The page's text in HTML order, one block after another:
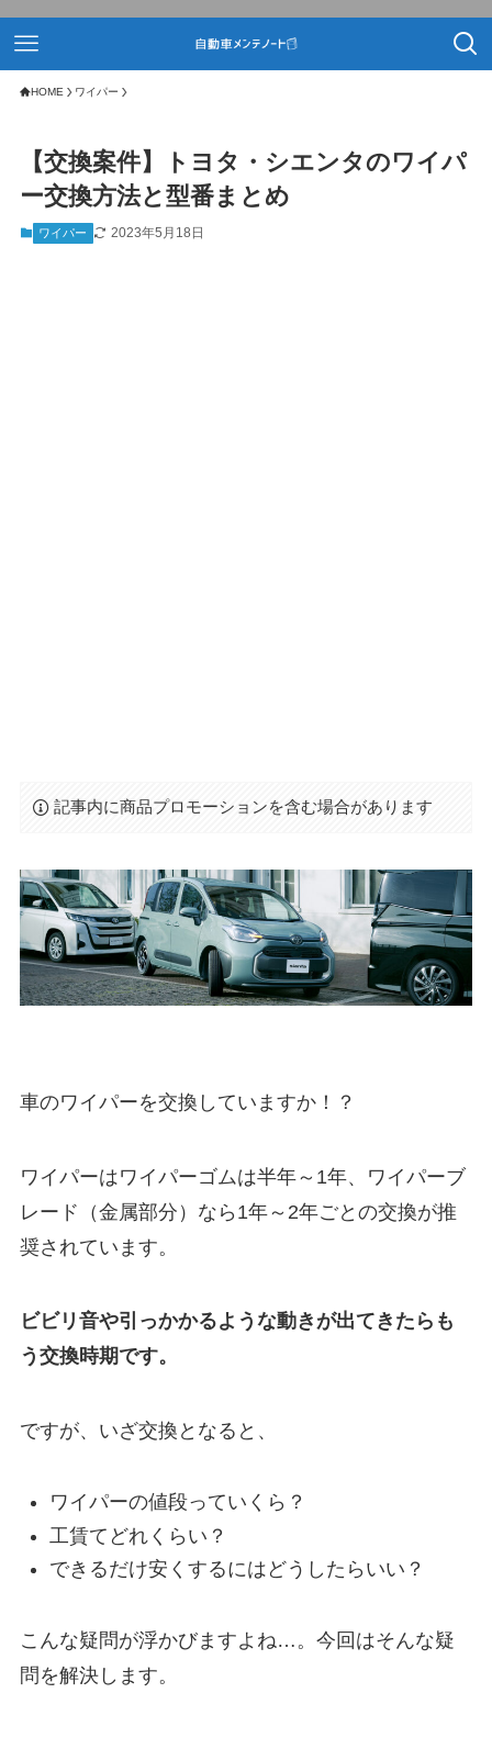
HOME ワイパー
【交換案件】トヨタ・シエンタのワイパ
ー交換方法と型番まとめ
ワイパー 2023年5月18日
記事内に商品プロモーションを含む場合があります
車のワイパーを交換していますか！？
ワイパーはワイパーゴムは半年～1年、ワイパーブ
レード（金属部分）なら1年～2年ごとの交換が推
奨されています。
ビビリ音や引っかかるような動きが出てきたらも
う交換時期です。
ですが、いざ交換となると、
ワイパーの値段っていくら？
工賃てどれくらい？
できるだけ安くするにはどうしたらいい？
こんな疑問が浮かびますよね…。今回はそんな疑
問を解決します。